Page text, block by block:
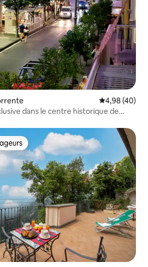
Évaluation
4,98 (40)
dans le centre historique de